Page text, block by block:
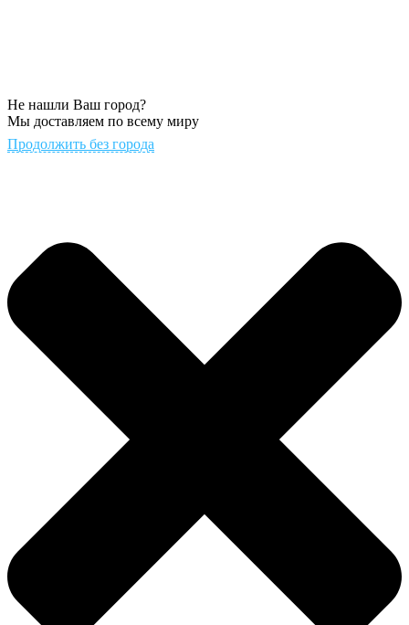
Не нашли Ваш город?
Мы доставляем по всему миру
Продолжить без города